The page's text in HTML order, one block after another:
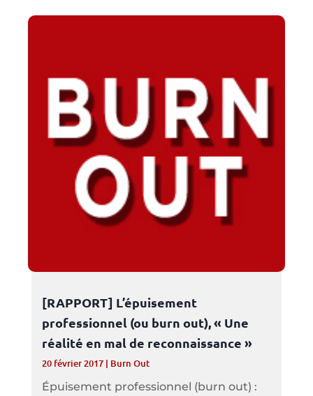
[RAPPORT] L’épuisement
professionnel (ou burn out), « Une
réalité en mal de reconnaissance »
20 février 2017| Burn Out
Épuisement professionnel (burn out) :